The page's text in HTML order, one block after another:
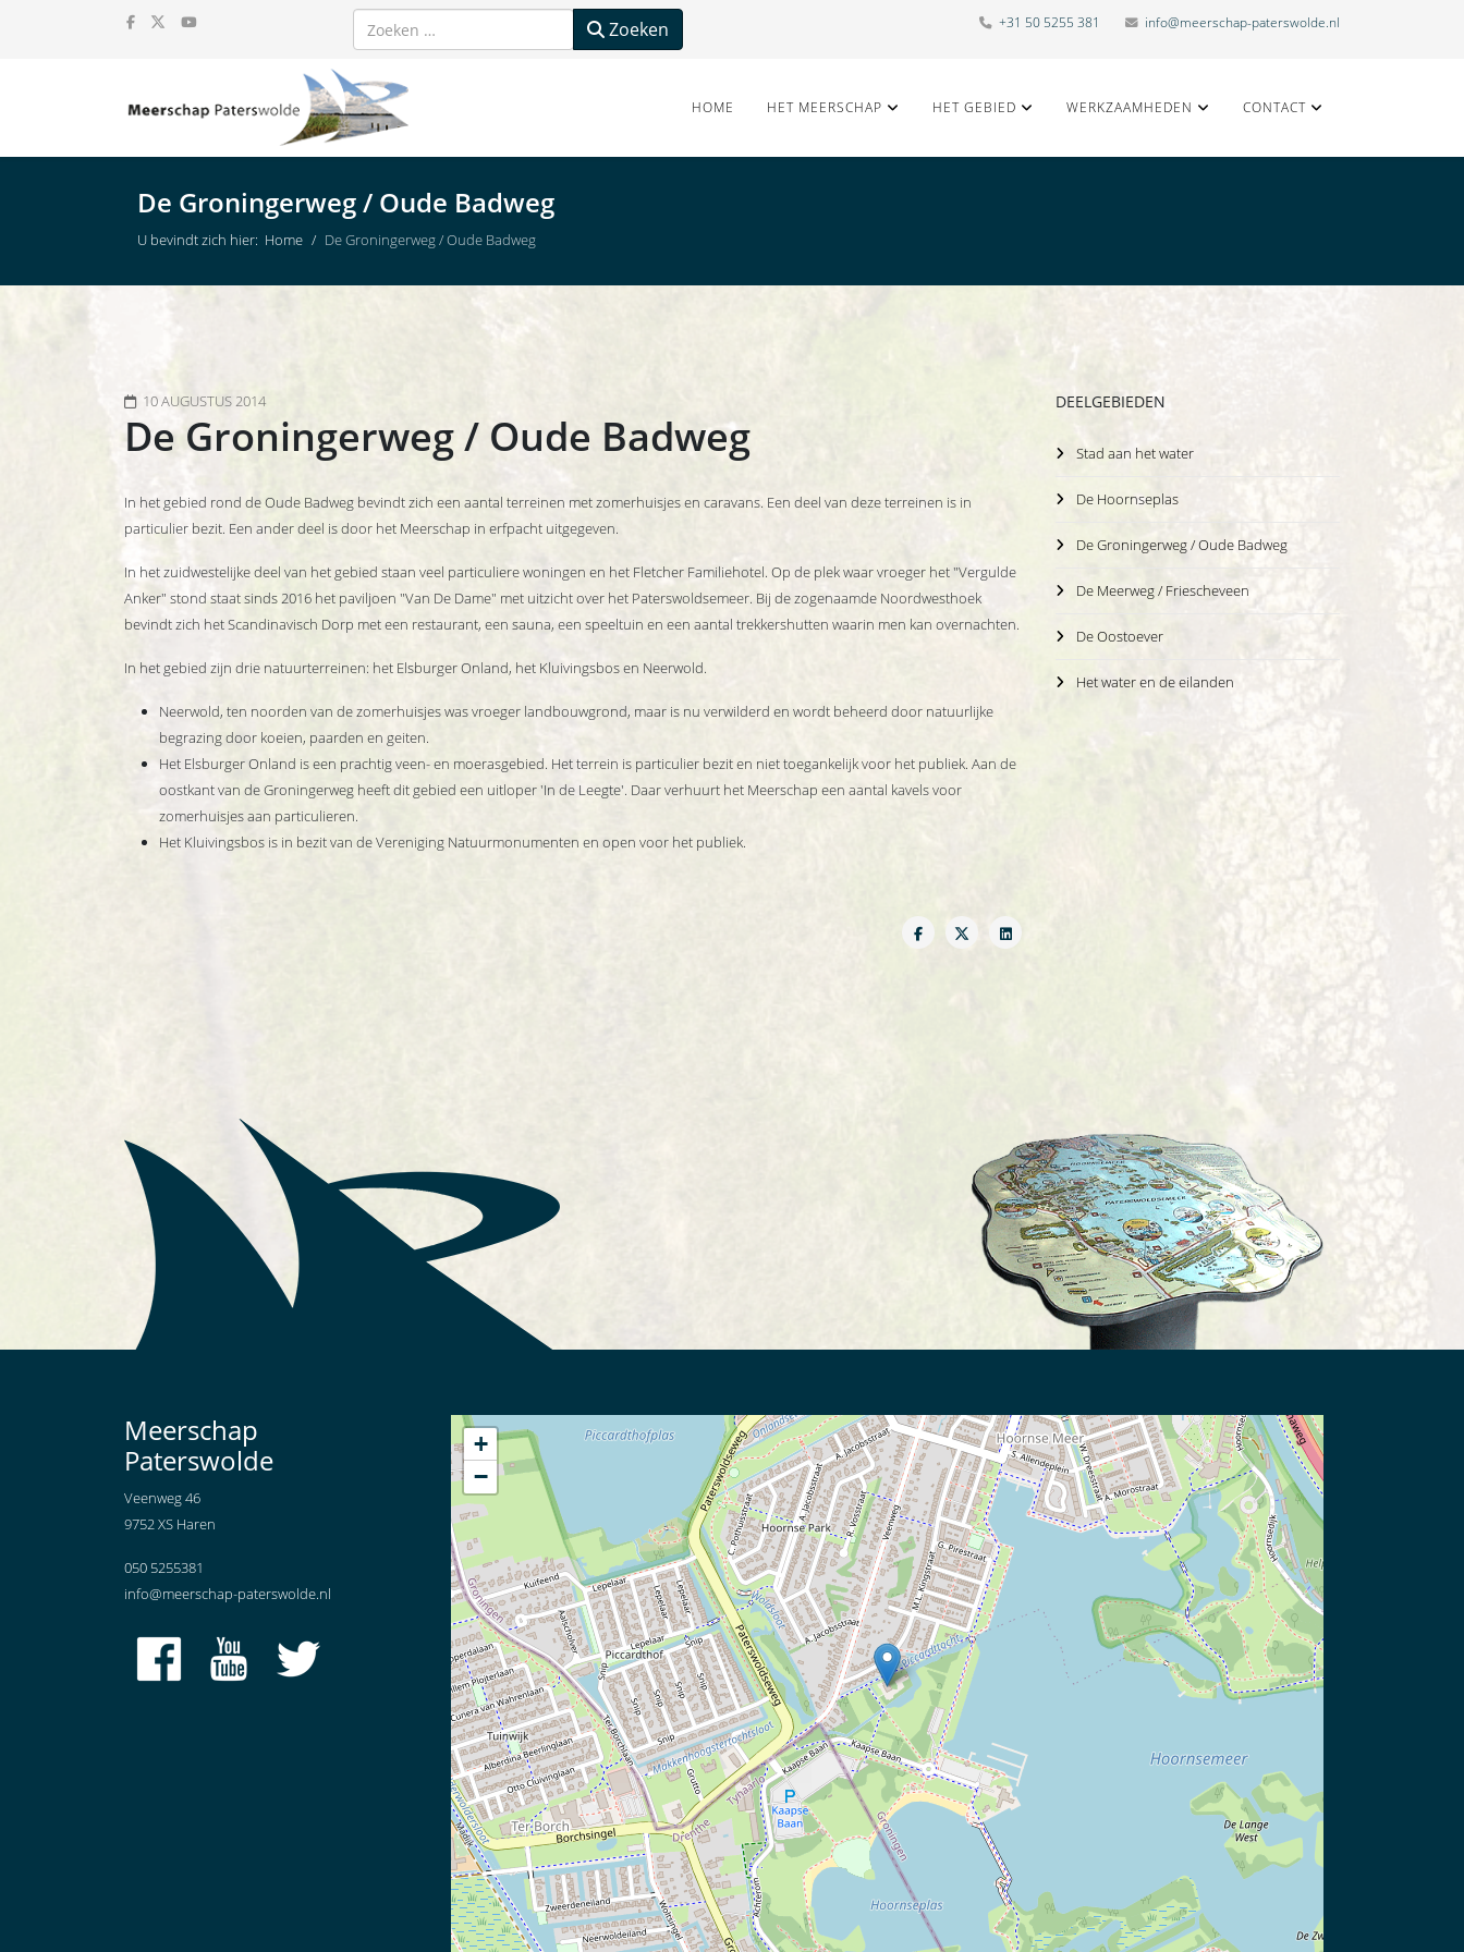
Zoeken Zoeken +31 50 5255 381 info@meerschap-paterswolde.nl
HOME HET MEERSCHAP HET GEBIED WERKZAAMHEDEN CONTACT
De Groningerweg / Oude Badweg
U bevindt zich hier: Home De Groningerweg / Oude Badweg
10 AUGUSTUS 2014
De Groningerweg / Oude Badweg
In het gebied rond de Oude Badweg bevindt zich een aantal terreinen met zomerhuisjes en caravans. Een deel van deze terreinen is in
particulier bezit. Een ander deel is door het Meerschap in erfpacht uitgegeven.
In het zuidwestelijke deel van het gebied staan veel particuliere woningen en het Fletcher Familiehotel. Op de plek waar vroeger het "Vergulde
Anker" stond staat sinds 2016 het paviljoen "Van De Dame" met uitzicht over het Paterswoldsemeer. Bij de zogenaamde Noordwesthoek
bevindt zich het Scandinavisch Dorp met een restaurant, een sauna, een speeltuin en een aantal trekkershutten waarin men kan overnachten.
In het gebied zijn drie natuurterreinen: het Elsburger Onland, het Kluivingsbos en Neerwold.
Neerwold, ten noorden van de zomerhuisjes was vroeger landbouwgrond, maar is nu verwilderd en wordt beheerd door natuurlijke
begrazing door koeien, paarden en geiten.
Het Elsburger Onland is een prachtig veen- en moerasgebied. Het terrein is particulier bezit en niet toegankelijk voor het publiek. Aan de
oostkant van de Groningerweg heeft dit gebied een uitloper 'In de Leegte'. Daar verhuurt het Meerschap een aantal kavels voor
zomerhuisjes aan particulieren.
Het Kluivingsbos is in bezit van de Vereniging Natuurmonumenten en open voor het publiek.
DEELGEBIEDEN
Stad aan het water
De Hoornseplas
De Groningerweg / Oude Badweg
De Meerweg / Friescheveen
De Oostoever
Het water en de eilanden
Meerschap
Paterswolde
Veenweg 46
9752 XS Haren
050 5255381
info@meerschap-paterswolde.nl
+
−